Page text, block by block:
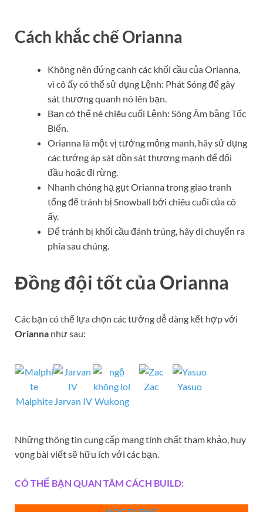
Cách khắc chếOrianna
Không nên đứng cạnh các khối cầu của Orianna,
vì cô ấy có thể sử dụng Lệnh: Phát Sóng để gây
sát thương quanh nó lên bạn.
Bạn có thể né chiêu cuối Lệnh: Sóng Âm bằng Tốc
Biến.
Orianna là một vị tướng mỏng manh, hãy sử dụng
các tướng áp sát dồn sát thương mạnh để đối
đầu hoặc đi rừng.
Nhanh chóng hạ gụt Orianna trong giao tranh
tổng để tránh bị Snowball bởi chiêu cuối của cô
ấy.
Để tránh bị khối cầu đánh trúng, hãy di chuyển ra
phía sau chúng.
Đồng đội tốt của Orianna
Các bạn có thể lựa chọn các tướng dễ dàng kết hợp với
Orianna như sau:
Malphite Jarvan IV Wukong
Zac Yasuo
Những thông tin cung cấp mang tính chất tham khảo, huy
vọng bài viết sẽ hữu ích với các bạn.
CÓ THỂ BẠN QUAN TÂM CÁCH BUILD: